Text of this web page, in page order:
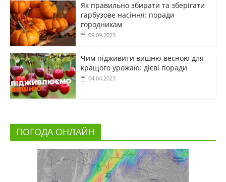
Як правильно збирати та зберігати
гарбузове насіння: поради
городникам
09.09.2023
Чим підживити вишню весною для
кращого урожаю: дієві поради
04.04.2023
ПОГОДА ОНЛАЙН